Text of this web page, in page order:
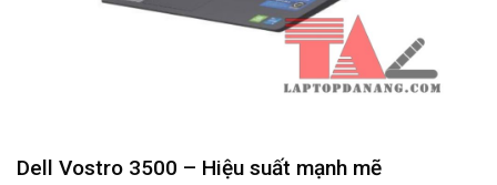
Dell Vostro 3500 – Hiệu suất mạnh mẽ